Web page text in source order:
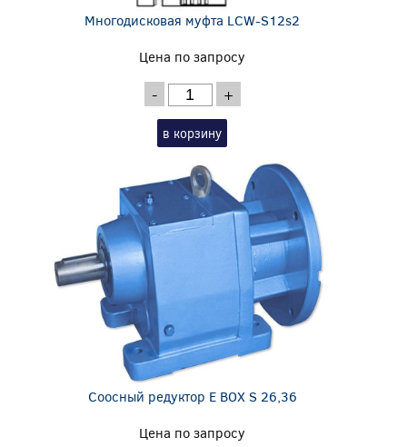
Многодисковая муфта LCW-S12s2
Цена по запросу
- +
в корзину
Соосный редуктор E BOX S 26,36
Цена по запросу